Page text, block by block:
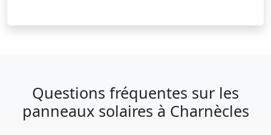
Questions fréquentes sur les
panneaux solaires à Charnècles